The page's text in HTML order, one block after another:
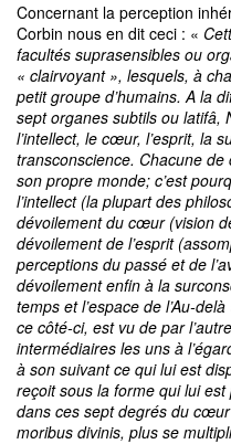
Concernant la perception
Corbin nous en dit ceci : «
facultés suprasensibles ou
« clairvoyant », lesquels, à
petit groupe d’humains. A la
sept organes subtils ou latifâ,
l’intellect, le cœur, l’esprit, la
transconscience. Chacune
son propre monde; c’est
l’intellect (la plupart des
dévoilement du cœur (vision
dévoilement de l’esprit
perceptions du passé et de
dévoilement enfin à la
temps et l’espace de l’Au-
ce côté-ci, est vu de par
intermédiaires les uns à
à son suivant ce qui lui est
reçoit sous la forme qui lui
dans ces sept degrés du
moribus divinis, plus se